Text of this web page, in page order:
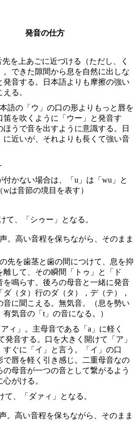
発音の仕方
先を上あごに近づける（ただし、く
。できた隙間から息を自然に出しな
発音する。日本語よりも摩擦の強い
える。
本語の「ウ」の口の形よりもっと唇を
笛を吹くように「ウー」と発音す
ほうで音を出すように意識する。日
に近いが、それよりも長くて強い音
付かない場合は、「u」は「wu」と
は音節の境目を表す）
て、「シゥー」となる。
声。高い音程を保ちながら、そのまま
の先を歯茎と歯の間につけて、息を抑
離して、その瞬間「トゥ」と「ド
を鳴らす。後ろの母音と一緒に発音
ダ（タ）行のダ（タ），デ（テ），
音に聞こえる。無気音。（息を勢い
有気音の「t」の音になる。）
アィ」。主母音である「a」に軽く
発音する。口を大きく開けて「ア」
すぐに「イ」と言う。「イ」の口
で唇を軽く引き感じ。二重母音なの
の母音が一つの音として繋がるよう
がける。
て、「ダァィ」となる。
声。高い音程を保ちながら、そのまま